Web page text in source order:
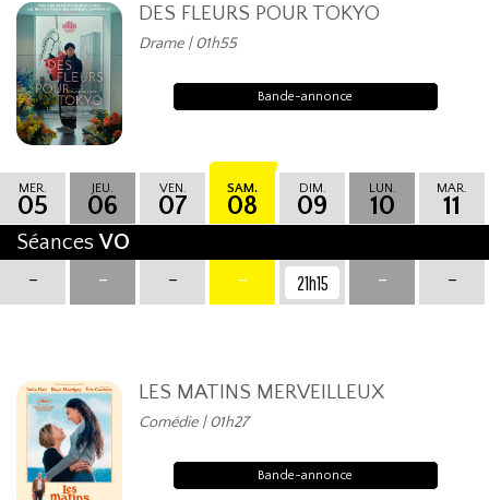
DES FLEURS POUR TOKYO
Drame | 01h55
Bande-annonce
MER.
05
JEU.
06
VEN.
07
SAM.
08
DIM.
09
LUN.
10
MAR.
11
Séances VO
-
- - - 21h15 - -
LES MATINS MERVEILLEUX
Comédie | 01h27
Bande-annonce